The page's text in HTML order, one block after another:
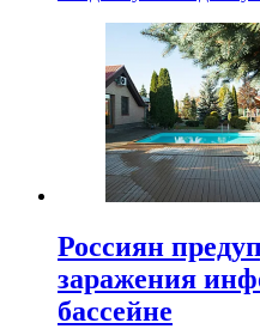
Россиян
заражения
бассейне